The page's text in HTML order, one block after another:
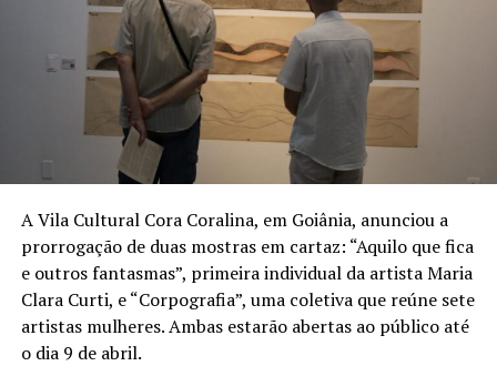
A Vila Cultural Cora Coralina, em Goiânia, anunciou a
prorrogação de duas mostras em cartaz: “Aquilo que fica
e outros fantasmas”, primeira individual da artista Maria
Clara Curti, e “Corpografia”, uma coletiva que reúne sete
artistas mulheres. Ambas estarão abertas ao público até
o dia 9 de abril.